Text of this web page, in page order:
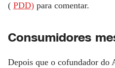
( PDD) para comentar.
Consumidores
Depois que o cofundador